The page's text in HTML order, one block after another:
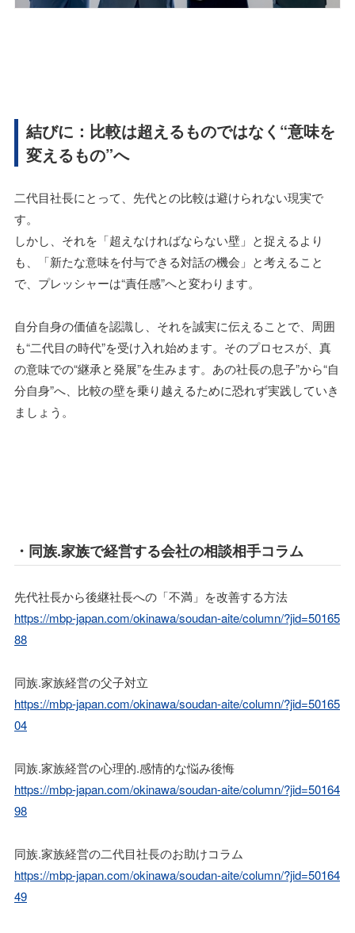
結びに：比較は超えるものではなく“意味を
変えるもの”へ
二代目社長にとって、先代との比較は避けられない現実で
す。
しかし、それを「超えなければならない壁」と捉えるより
も、「新たな意味を付与できる対話の機会」と考えること
で、プレッシャーは“責任感”へと変わります。
自分自身の価値を認識し、それを誠実に伝えることで、周囲
も“二代目の時代”を受け入れ始めます。そのプロセスが、真
の意味での“継承と発展”を生みます。あの社長の息子”から“自
分自身”へ、比較の壁を乗り越えるために恐れず実践していき
ましょう。
・同族.家族で経営する会社の相談相手コラム
先代社長から後継社長への「不満」を改善する方法
https://mbp-japan.com/okinawa/soudan-aite/column/?jid=50165
88
同族.家族経営の父子対立
https://mbp-japan.com/okinawa/soudan-aite/column/?jid=50165
04
同族.家族経営の心理的.感情的な悩み後悔
https://mbp-japan.com/okinawa/soudan-aite/column/?jid=50164
98
同族.家族経営の二代目社長のお助けコラム
https://mbp-japan.com/okinawa/soudan-aite/column/?jid=50164
49